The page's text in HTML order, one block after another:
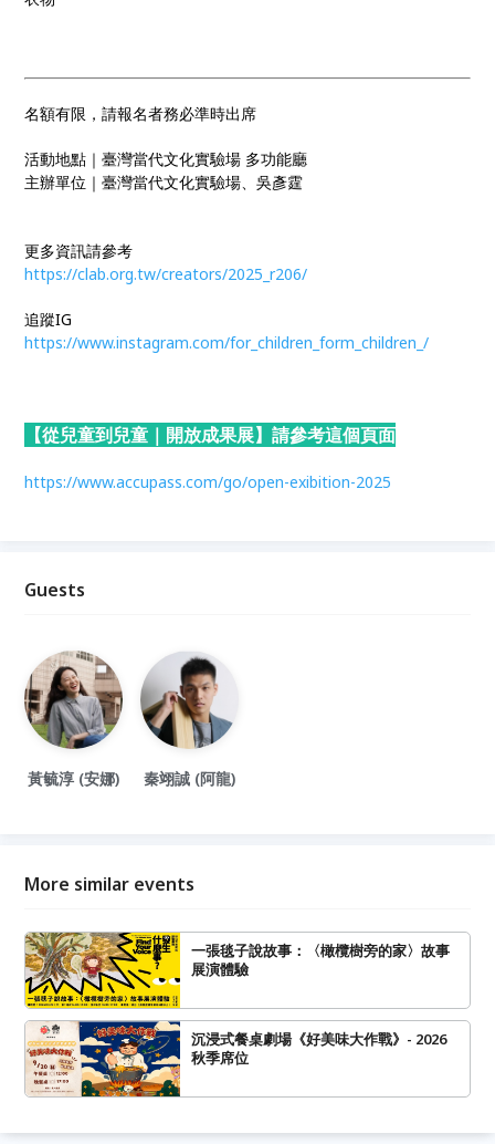
名額有限，請報名者務必準時出席
活動地點｜臺灣當代文化實驗場 多功能廳
主辦單位｜臺灣當代文化實驗場、吳彥霆
更多資訊請參考
https://clab.org.tw/creators/2025_r206/
追蹤IG
https://www.instagram.com/for_children_form_children_/
【從兒童到兒童｜開放成果展】請參考這個頁面
https://www.accupass.com/go/open-exibition-2025
Guests
黃毓淳 (安娜) 秦翊誠 (阿龍)
More similar events
一張毯子說故事：〈橄欖樹旁的家〉故事
展演體驗
沉浸式餐桌劇場《好美味大作戰》- 2026
秋季席位